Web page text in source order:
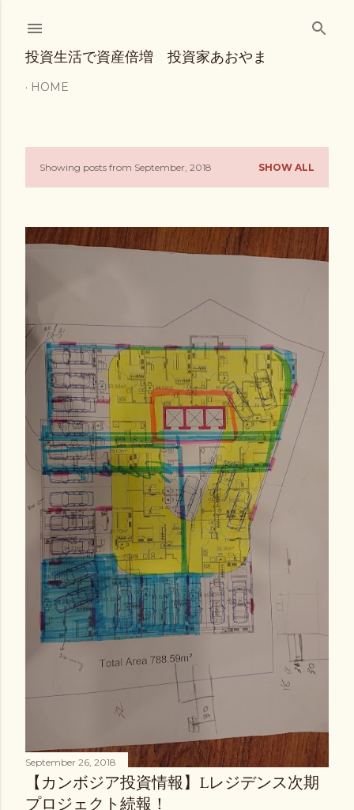
投資生活で資産倍増 投資家あおやま
HOME
P
s
s
Showing posts from September, 2018 SHOW ALL
September 26, 2018
【カンボジア投資情報】Lレジデンス次期
プロジェクト続報！